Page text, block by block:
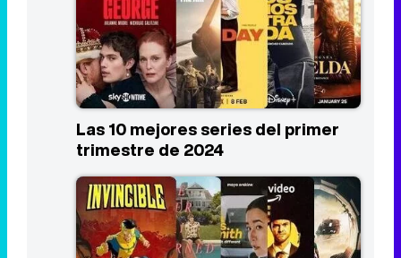
Las 10 mejores series del primer
trimestre de 2024